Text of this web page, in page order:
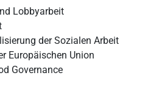
Lobbyarbeit
der Sozialen Arbeit
Europäischen Union
Governance